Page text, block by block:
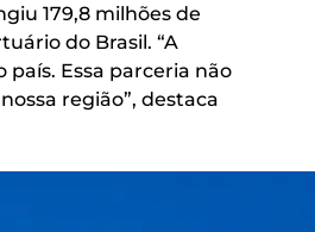
179,8 milhões de
do Brasil. “A
Essa parceria não
região”, destaca